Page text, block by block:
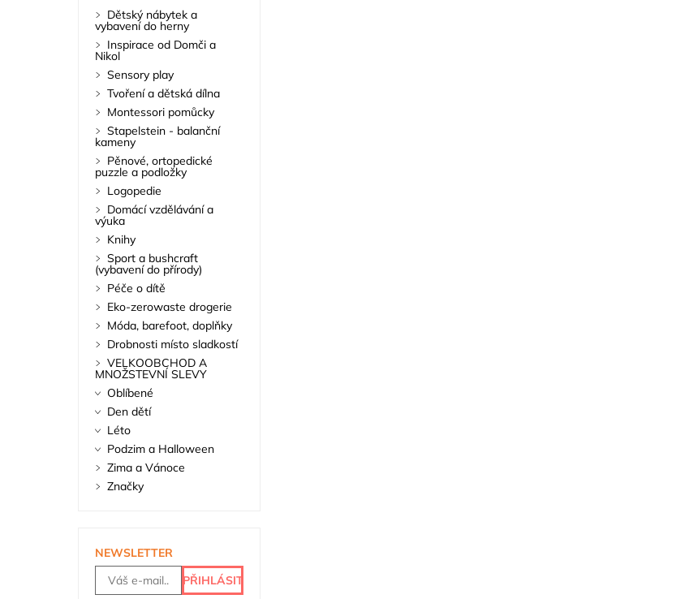
Dětský nábytek a
vybavení do herny
Inspirace od Domči a
Nikol
Sensory play
Tvoření a dětská dílna
Montessori pomůcky
Stapelstein - balanční
kameny
Pěnové, ortopedické
puzzle a podložky
Logopedie
Domácí vzdělávání a
výuka
Knihy
Sport a bushcraft
(vybavení do přírody)
Péče o dítě
Eko-zerowaste drogerie
Móda, barefoot, doplňky
Drobnosti místo sladkostí
VELKOOBCHOD A
MNOŽSTEVNÍ SLEVY
Oblíbené
Den dětí
Léto
Podzim a Halloween
Zima a Vánoce
Značky
NEWSLETTER